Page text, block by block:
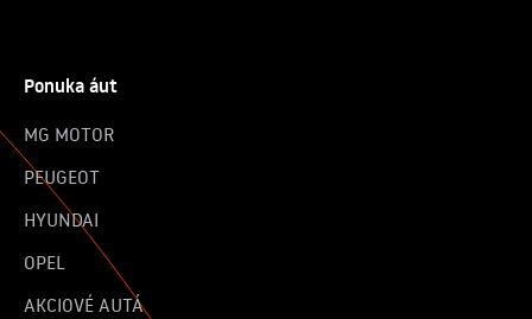
Ponuka áut
MG MOTOR
PEUGEOT
HYUNDAI
OPEL
AKCIOVÉ AUTÁ